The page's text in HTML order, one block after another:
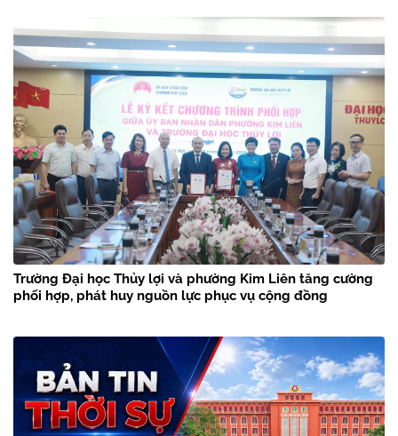
Trường Đại học Thủy lợi và phường Kim Liên tăng cường
phối hợp, phát huy nguồn lực phục vụ cộng đồng